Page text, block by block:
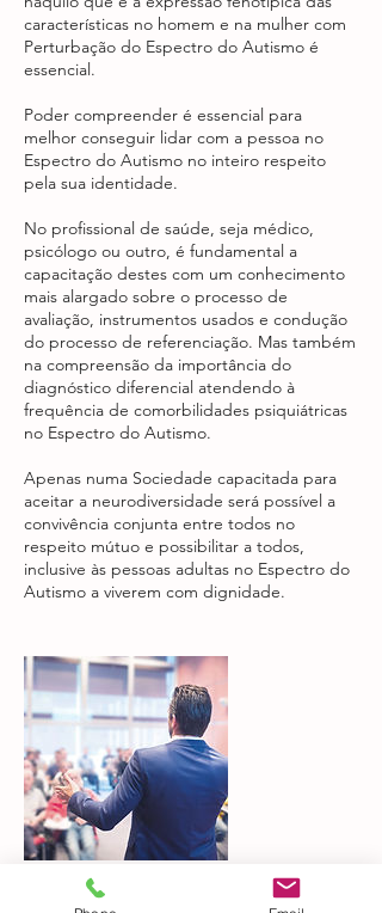
características no homem e na mulher com
Perturbação do Espectro do Autismo é
essencial.
Poder compreender é essencial para
melhor conseguir lidar com a pessoa no
Espectro do Autismo no inteiro respeito
pela sua identidade.
No profissional de saúde, seja médico,
psicólogo ou outro, é fundamental a
capacitação destes com um conhecimento
mais alargado sobre o processo de
avaliação, instrumentos usados e condução
do processo de referenciação. Mas também
na compreensão da importância do
diagnóstico diferencial atendendo à
frequência de comorbilidades psiquiátricas
no Espectro do Autismo.
Apenas numa Sociedade capacitada para
aceitar a neurodiversidade será possível a
convivência conjunta entre todos no
respeito mútuo e possibilitar a todos,
inclusive às pessoas adultas no Espectro do
Autismo a viverem com dignidade.